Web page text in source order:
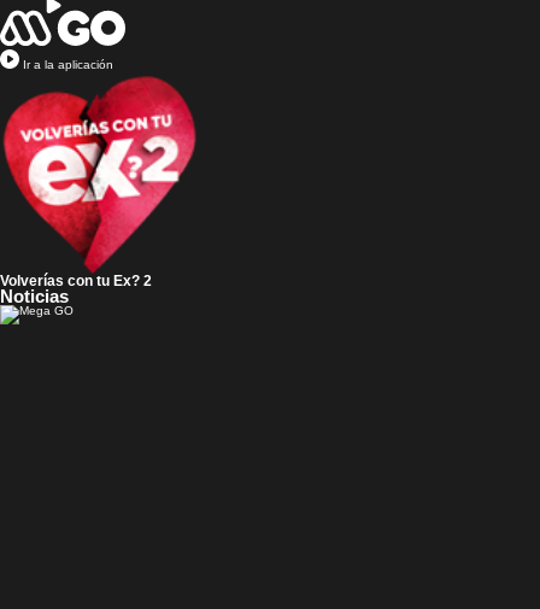
Ir a la aplicación
Volverías con tu Ex? 2
Noticias